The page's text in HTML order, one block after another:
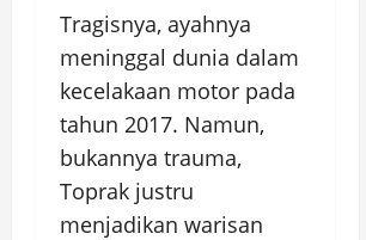
Tragisnya, ayahnya
meninggal dunia dalam
kecelakaan motor pada
tahun 2017. Namun,
bukannya trauma,
Toprak justru
menjadikan warisan